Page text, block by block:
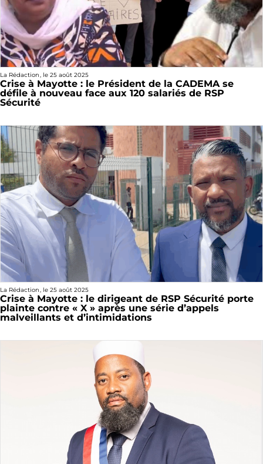
La Rédaction, le 25 août 2025
Crise à Mayotte : le Président de la CADEMA se
défile à nouveau face aux 120 salariés de RSP
Sécurité
La Rédaction, le 25 août 2025
Crise à Mayotte : le dirigeant de RSP Sécurité porte
plainte contre « X » après une série d’appels
malveillants et d’intimidations